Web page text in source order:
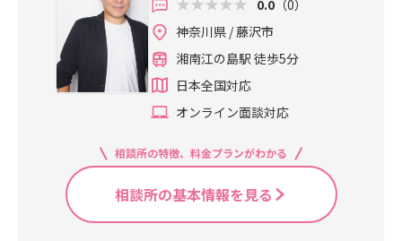
0.0 （0）
神奈川県 / 藤沢市
湘南江の島駅 徒歩5分
日本全国対応
オンライン面談対応
相談所の特徴、料金プランがわかる
相談所の基本情報を見る